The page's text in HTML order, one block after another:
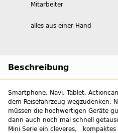
Mitarbeiter
alles aus einer Hand
Beschreibung
Smartphone, Navi, Tablet,
dem Reisefahrzeug wegzudenken.
müssen die hochwertigen Geräte
dann auch noch mal schnell
Mini Serie ein cleveres, kompaktes